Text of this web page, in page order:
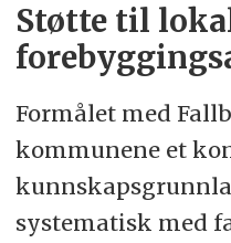
Støtte til
Formålet med
kommunene et
systematisk med